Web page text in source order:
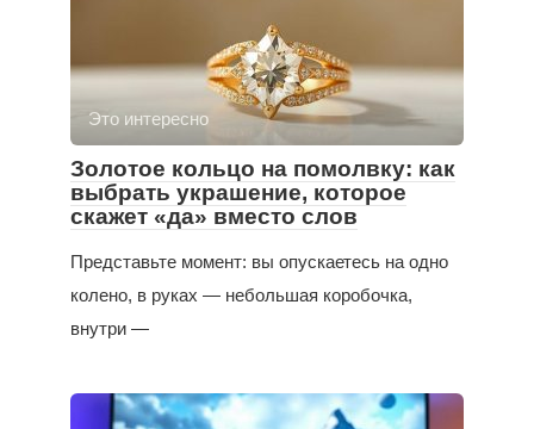
Это интересно
Золотое кольцо на помолвку: как
выбрать украшение, которое
скажет «да» вместо слов
Представьте момент: вы опускаетесь на одно
колено, в руках — небольшая коробочка,
внутри —